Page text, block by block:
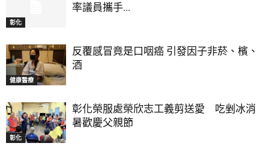
彰化
率議員攜手...
健康醫療
反覆感冒竟是口咽癌 引發因子非菸、檳、
酒
彰化
彰化榮服處榮欣志工義剪送愛 吃剉冰消
暑歡慶父親節